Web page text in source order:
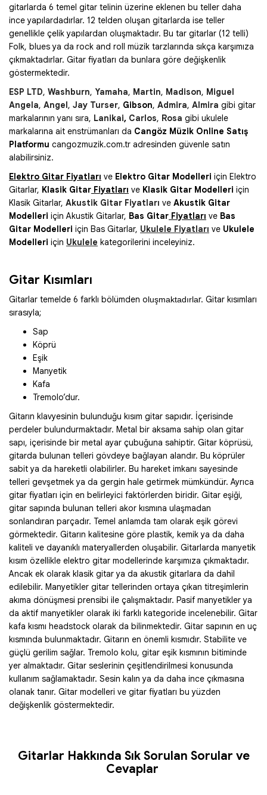
gitarlarda 6 temel gitar telinin üzerine eklenen bu teller daha
ince yapılardadırlar. 12 telden oluşan gitarlarda ise teller
genellikle çelik yapılardan oluşmaktadır. Bu tar gitarlar (12 telli)
Folk, blues ya da rock and roll müzik tarzlarında sıkça karşımıza
çıkmaktadırlar. Gitar fiyatları da bunlara göre değişkenlik
göstermektedir.
ESP LTD, Washburn, Yamaha, Martin, Madison, Miguel
Angela, Angel, Jay Turser, Gibson, Admira, Almira gibi gitar
markalarının yanı sıra, Lanikai, Carlos, Rosa gibi ukulele
markalarına ait enstrümanları da Cangöz Müzik Online Satış
Platformu cangozmuzik.com.tr adresinden güvenle satın
alabilirsiniz.
Elektro Gitar Fiyatları ve Elektro Gitar Modelleri için Elektro
Gitarlar, Klasik Gitar Fiyatları ve Klasik Gitar Modelleri için
Klasik Gitarlar, Akustik Gitar Fiyatları ve Akustik Gitar
Modelleri için Akustik Gitarlar, Bas Gitar Fiyatları ve Bas
Gitar Modelleri için Bas Gitarlar, Ukulele Fiyatları ve Ukulele
Modelleri için Ukulele kategorilerini inceleyiniz.
Gitar Kısımları
Gitarlar temelde 6 farklı bölümden oluşmaktadırlar. Gitar kısımları
sırasıyla;
Sap
Köprü
Eşik
Manyetik
Kafa
Tremolo’dur.
Gitarın klavyesinin bulunduğu kısım gitar sapıdır. İçerisinde
perdeler bulundurmaktadır. Metal bir aksama sahip olan gitar
sapı, içerisinde bir metal ayar çubuğuna sahiptir. Gitar köprüsü,
gitarda bulunan telleri gövdeye bağlayan alandır. Bu köprüler
sabit ya da hareketli olabilirler. Bu hareket imkanı sayesinde
telleri gevşetmek ya da gergin hale getirmek mümkündür. Ayrıca
gitar fiyatları için en belirleyici faktörlerden biridir. Gitar eşiği,
gitar sapında bulunan telleri akor kısmına ulaşmadan
sonlandıran parçadır. Temel anlamda tam olarak eşik görevi
görmektedir. Gitarın kalitesine göre plastik, kemik ya da daha
kaliteli ve dayanıklı materyallerden oluşabilir. Gitarlarda manyetik
kısım özellikle elektro gitar modellerinde karşımıza çıkmaktadır.
Ancak ek olarak klasik gitar ya da akustik gitarlara da dahil
edilebilir. Manyetikler gitar tellerinden ortaya çıkan titreşimlerin
akıma dönüşmesi prensibi ile çalışmaktadır. Pasif manyetikler ya
da aktif manyetikler olarak iki farklı kategoride incelenebilir. Gitar
kafa kısmı headstock olarak da bilinmektedir. Gitar sapının en uç
kısmında bulunmaktadır. Gitarın en önemli kısmıdır. Stabilite ve
güçlü gerilim sağlar. Tremolo kolu, gitar eşik kısmının bitiminde
yer almaktadır. Gitar seslerinin çeşitlendirilmesi konusunda
kullanım sağlamaktadır. Sesin kalın ya da daha ince çıkmasına
olanak tanır. Gitar modelleri ve gitar fiyatları bu yüzden
değişkenlik göstermektedir.
Gitarlar Hakkında Sık Sorulan Sorular ve
Cevaplar